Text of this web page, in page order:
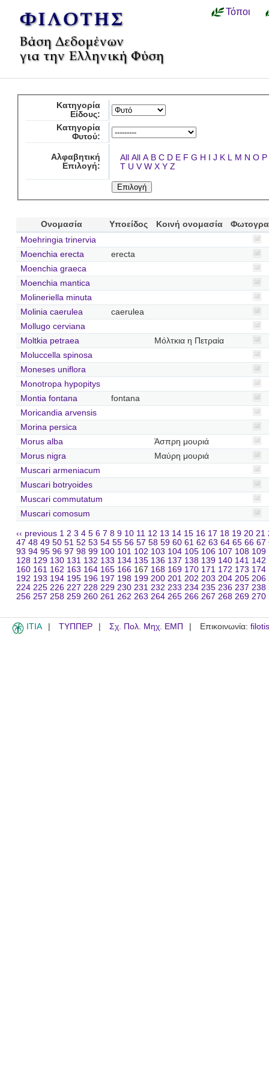
Τόποι
Κατηγορία
Είδους:
Κατηγορία
Φυτού:
Αλφαβητική
Επιλογή:
All All A B C D E F G H I J K L M N O P
T U V W X Y Z
Ονομασία Υποείδος Κοινή ονομασία
Moehringia trinervia
Moenchia erecta
erecta
Moenchia graeca
Moenchia mantica
Molineriella minuta
Molinia caerulea
caerulea
Mollugo cerviana
Moltkia petraea
Μόλτκια η Πετραία
Moluccella spinosa
Moneses uniflora
Monotropa hypopitys
Montia fontana
fontana
Moricandia arvensis
Morina persica
Morus alba
Άσπρη μουριά
Morus nigra
Μαύρη μουριά
Muscari armeniacum
Muscari botryoides
Muscari commutatum
Muscari comosum
‹‹ previous 1 2 3 4 5 6 7 8 9 10 11 12 13 14 15 16 17 18 19 20 21
47 48 49 50 51 52 53 54 55 56 57 58 59 60 61 62 63 64 65 66 67
93 94 95 96 97 98 99 100 101 102 103 104 105 106 107 108 109
128 129 130 131 132 133 134 135 136 137 138 139 140 141 142
160 161 162 163 164 165 166 167 168 169 170 171 172 173 174
192 193 194 195 196 197 198 199 200 201 202 203 204 205 206
224 225 226 227 228 229 230 231 232 233 234 235 236 237 238
256 257 258 259 260 261 262 263 264 265 266 267 268 269 270
ITIA ΤΥΠΠΕΡ Σχ. Πολ. Μηχ. ΕΜΠ Επικοινωνία: